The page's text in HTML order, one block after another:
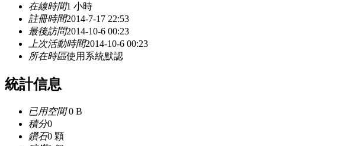
在線時間1 小時
註冊時間2014-7-17 22:53
最後訪問2014-10-6 00:23
上次活動時間2014-10-6 00:23
所在時區使用系統默認
統計信息
已用空間0 B
積分0
鑽石0 顆